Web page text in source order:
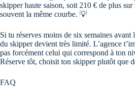
skipper haute saison, soit 210 € de plus
souvent la même courbe. 💡
Si tu réserves moins de six semaines avant
du skipper devient très limité. L’agence
pas forcément celui qui correspond à ton
Réserve tôt, choisit ton skipper plutôt que
FAQ